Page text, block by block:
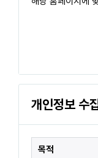
개인정보 수
목적